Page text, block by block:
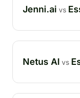
Jenni.ai vs
Netus AI vs